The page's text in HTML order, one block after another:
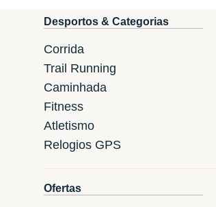
Desportos & Categorias
Corrida
Trail Running
Caminhada
Fitness
Atletismo
Relogios GPS
Ofertas